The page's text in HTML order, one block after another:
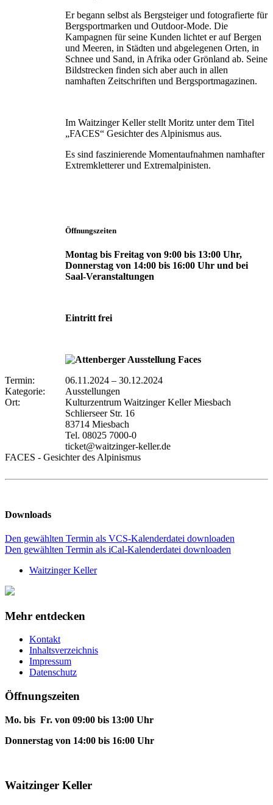
Er begann selbst als Bergsteiger und fotografierte für
Bergsportmarken und Outdoor-Mode. Die
Kampagnen für seine Kunden lichtet er auf Bergen
und Meeren, in Städten und abgelegenen Orten, in
Schnee und Sand, in Afrika oder Grönland ab. Seine
Bildstrecken finden sich aber auch in allen
namhaften Zeitschriften und Bergsportmagazinen.
Im Waitzinger Keller stellt Moritz unter dem Titel
„FACES“ Gesichter des Alpinismus aus.
Es sind faszinierende Momentaufnahmen namhafter
Extremkletterer und Extremalpinisten.
Öffnungszeiten
Montag bis Freitag von 9:00 bis 13:00 Uhr,
Donnerstag von 14:00 bis 16:00 Uhr und bei
Saal-Veranstaltungen
Eintritt frei
Termin: 06.11.2024 – 30.12.2024
Kategorie:
Ausstellungen
Ort:
Kulturzentrum Waitzinger Keller Miesbach
Schlierseer Str. 16
83714 Miesbach
Tel. 08025 7000-0
ticket@waitzinger-keller.de
FACES - Gesichter des Alpinismus
Downloads
Den gewählten Termin als VCS-Kalenderdatei downloaden
Den gewählten Termin als iCal-Kalenderdatei downloaden
Waitzinger Keller
Mehr entdecken
Kontakt
Inhaltsverzeichnis
Impressum
Datenschutz
Öffnungszeiten
Mo. bis Fr. von 09:00 bis 13:00 Uhr
Donnerstag von 14:00 bis 16:00 Uhr
Waitzinger Keller